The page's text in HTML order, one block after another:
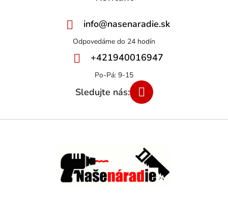
info@nasenaradie.sk
+421940016947